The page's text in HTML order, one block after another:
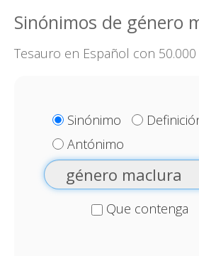
Sinónimos de género
Tesauro en Español con
Sinónimo
Antónimo
Que contenga